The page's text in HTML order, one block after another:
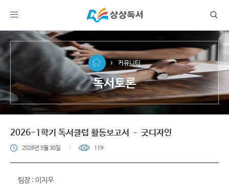
커뮤니티
독서토론
2026-1학기 독서클럽 활동보고서 – 굿디자인
2026년 5월 30일 119
팀장 : 이지우